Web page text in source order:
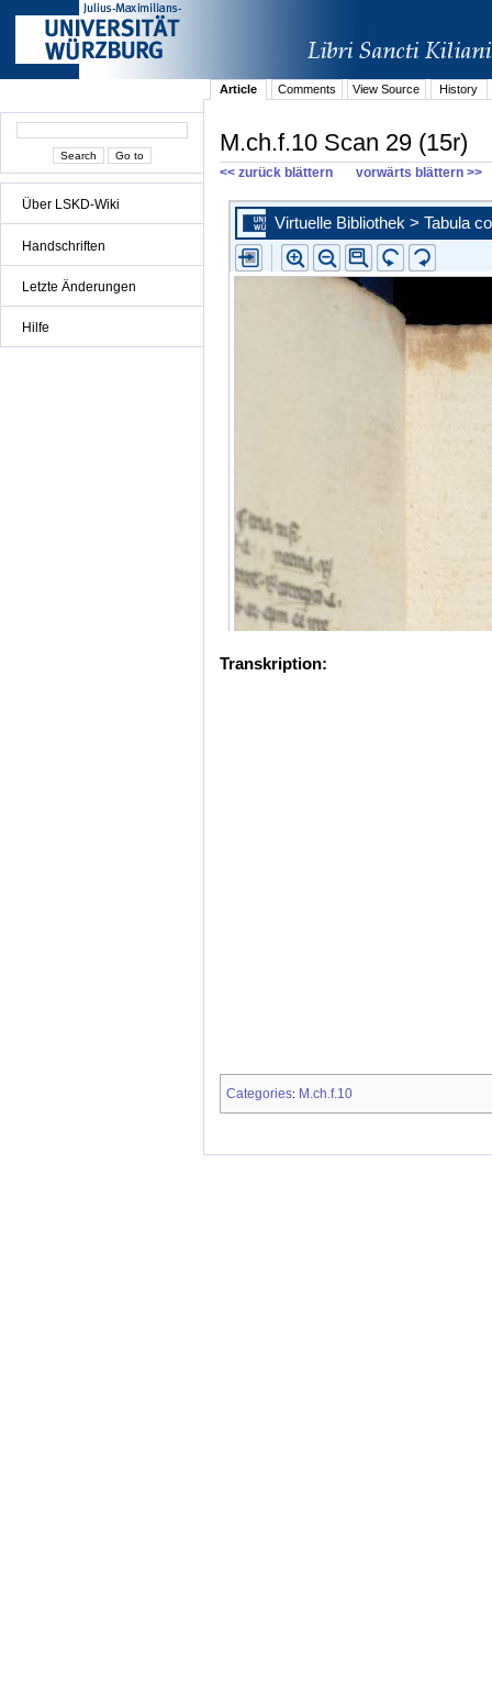
Über LSKD-Wiki
Handschriften
Letzte Änderungen
Hilfe
Article Comments View Source History
M.ch.f.10 Scan 29 (15r)
<< zurück blättern vorwärts blättern >>
Transkription:
Categories: M.ch.f.10